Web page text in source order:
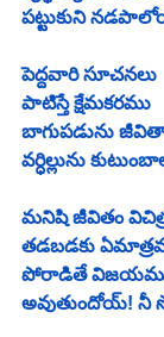
పట్టుకుని
పెద్దవారి సూచనలు
పాటిస్తే క్షేమకరము
బాగుపడును
వర్ధిల్లును
మనిషి జీవితం
తడబడకు
పోరాడితే
అవుతుందోయ్! నీ